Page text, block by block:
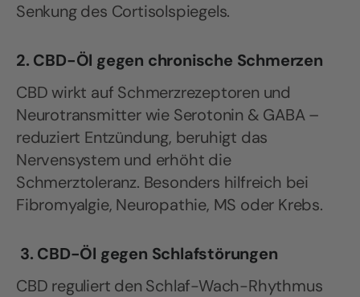
Senkung des Cortisolspiegels.
2. CBD-Öl gegen chronische Schmerzen
CBD wirkt auf Schmerzrezeptoren und
Neurotransmitter wie Serotonin & GABA –
reduziert Entzündung, beruhigt das
Nervensystem und erhöht die
Schmerztoleranz. Besonders hilfreich bei
Fibromyalgie, Neuropathie, MS oder Krebs.
3. CBD-Öl gegen Schlafstörungen
CBD reguliert den Schlaf-Wach-Rhythmus